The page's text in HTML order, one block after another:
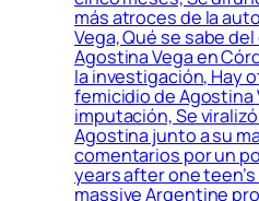
más atroces de la
Vega, Qué se sabe
Agostina Vega en
la investigación, Hay
femicidio de Agostina
imputación, Se
Agostina junto a su
comentarios por un
years after one
massive Argentine